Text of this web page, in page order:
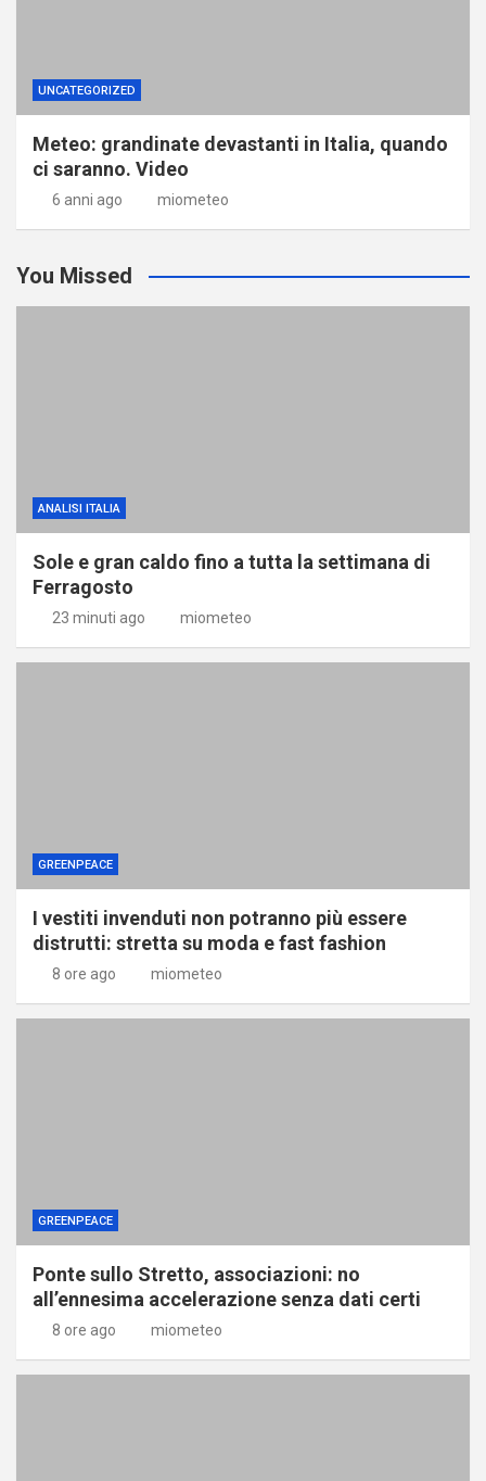
UNCATEGORIZED
Meteo: grandinate devastanti in Italia, quando
ci saranno. Video
6 anni ago miometeo
You Missed
ANALISI ITALIA
Sole e gran caldo fino a tutta la settimana di
Ferragosto
23 minuti ago miometeo
GREENPEACE
I vestiti invenduti non potranno più essere
distrutti: stretta su moda e fast fashion
8 ore ago miometeo
GREENPEACE
Ponte sullo Stretto, associazioni: no
all’ennesima accelerazione senza dati certi
8 ore ago miometeo